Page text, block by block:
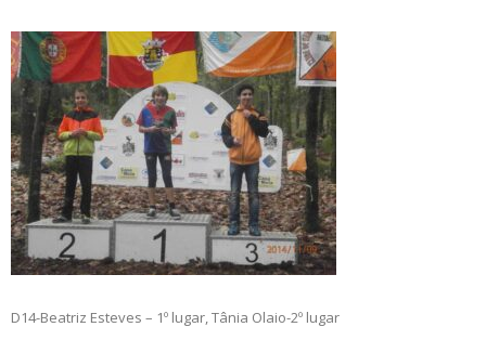
D14-Beatriz Esteves – 1º lugar, Tânia Olaio-2º lugar